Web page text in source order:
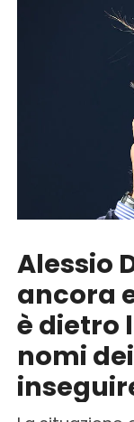
Alessio
ancora
è dietro
nomi